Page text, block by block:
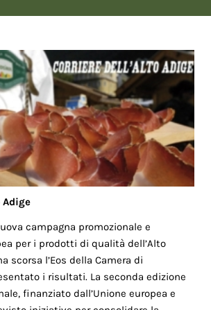
Adige
campagna promozionale e
per i prodotti di qualità dell’Alto
scorsa l’Eos della Camera di
i risultati. La seconda edizione
finanziato dall’Unione europea e